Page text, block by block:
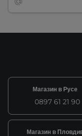
Магазин в Русе
0897 61 21 90
Магазин в